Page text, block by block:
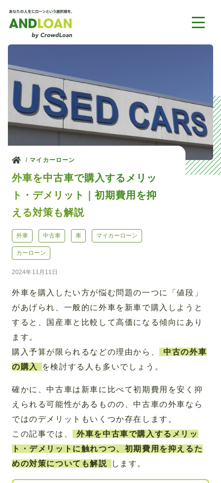
ホーム
マイカーローン
外車を中古車で購入するメリッ
ト・デメリット｜初期費用を抑
える対策も解説
外車 中古車 車 マイカーローン
カーローン
2024年11月11日
外車を購入したい方が悩む問題の一つに「値段」
があげられ、一般的に外車を新車で購入しようと
すると、国産車と比較して高価になる傾向にあり
ます。
購入予算が限られるなどの理由から、
中古の外車
の購入
を検討する人も多いでしょう。
確かに、中古車は新車に比べて初期費用を安く抑
えられる可能性があるものの、中古車の外車なら
ではのデメリットもいくつか存在します。
この記事では、
外車を中古車で購入するメリッ
ト・デメリットに触れつつ、初期費用を抑えるた
めの対策についても解説
します。